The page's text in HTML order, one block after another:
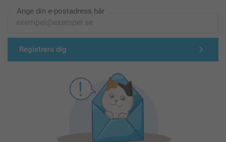
Ange din e-postadress här
Registrera dig